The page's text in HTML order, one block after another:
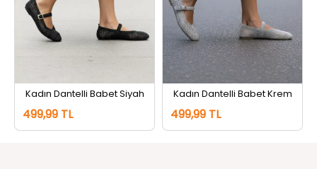
Kadın Dantelli Babet Siyah
499,99 TL
Kadın Dantelli Babet Krem
499,99 TL